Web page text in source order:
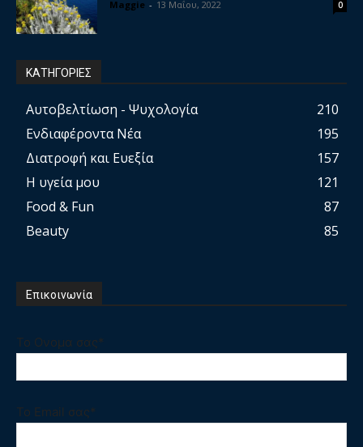
Maggie - 13 Μαΐου, 2022 0
ΚΑΤΗΓΟΡΙΕΣ
Αυτοβελτίωση - Ψυχολογία
210
Ενδιαφέροντα Νέα
195
Διατροφή και Ευεξία
157
Η υγεία μου
121
Food & Fun
87
Beauty
85
Επικοινωνία
Το Ονομα σας*
Το Email σας*